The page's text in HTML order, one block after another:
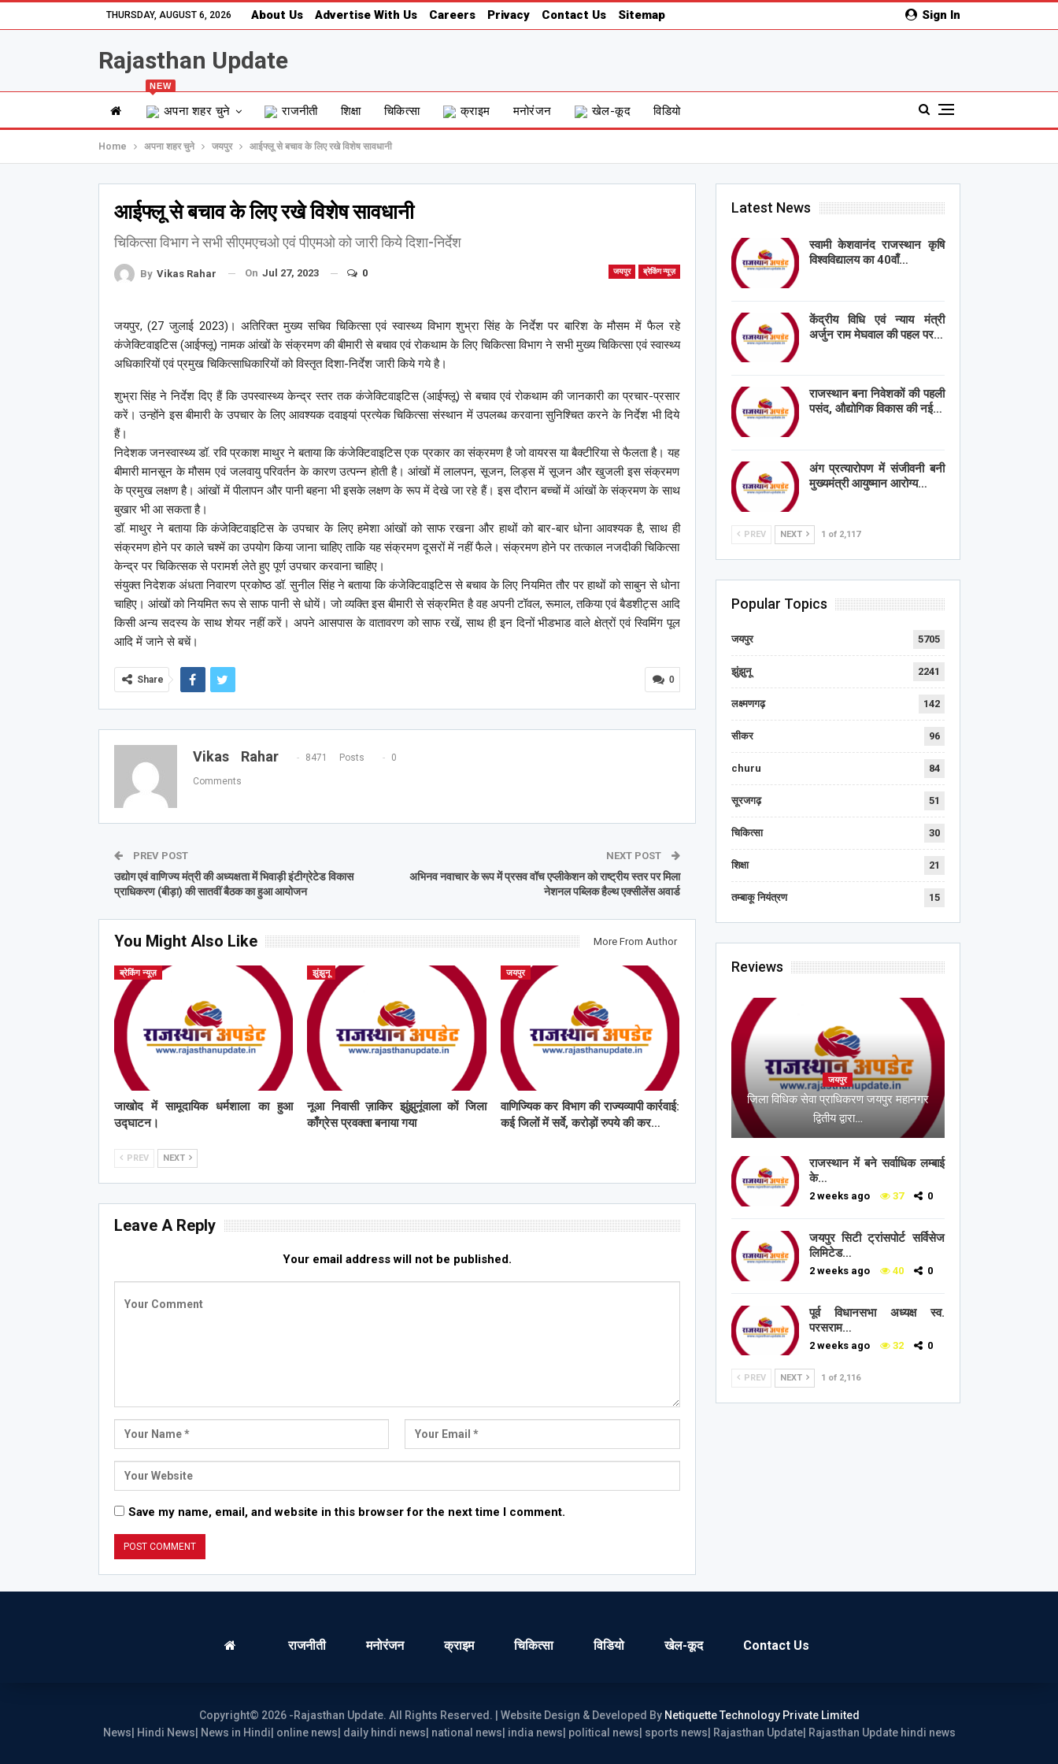
Sign In
THURSDAY, AUGUST 6, 2026 About Us Advertise With Us Careers Privacy Contact Us Sitemap
Rajasthan Update
अपना शहर चुने
NEW
राजनीती शिक्षा चिकित्सा क्राइम मनोरंजन खेल-कूद विडियो
Home अपना शहर चुने जयपुर आईफ्लू से बचाव के लिए रखे विशेष सावधानी
आईफ्लू से बचाव के लिए रखे विशेष सावधानी
चिकित्सा विभाग ने सभी सीएमएचओ एवं पीएमओ को जारी किये दिशा-निर्देश
जयपुर ब्रेकिंग न्यूज़
By Vikas Rahar On Jul 27, 2023 0
जयपुर, (27 जुलाई 2023)। अतिरिक्त मुख्य सचिव चिकित्सा एवं स्वास्थ्य विभाग शुभ्रा सिंह के निर्देश पर बारिश के मौसम में फैल रहे
कंजेक्टिवाइटिस (आईफ्लू) नामक आंखों के संक्रमण की बीमारी से बचाव एवं रोकथाम के लिए चिकित्सा विभाग ने सभी मुख्य चिकित्सा एवं स्वास्थ्य
अधिकारियों एवं प्रमुख चिकित्साधिकारियों को विस्तृत दिशा-निर्देश जारी किये गये है।
शुभ्रा सिंह ने निर्देश दिए हैं कि उपस्वास्थ्य केन्द्र स्तर तक कंजेक्टिवाइटिस (आईफ्लू) से बचाव एवं रोकथाम की जानकारी का प्रचार-प्रसार
करें। उन्होंने इस बीमारी के उपचार के लिए आवश्यक दवाइयां प्रत्येक चिकित्सा संस्थान में उपलब्ध करवाना सुनिश्चित करने के निर्देश भी दिये
हैं।
निदेशक जनस्वास्थ्य डॉ. रवि प्रकाश माथुर ने बताया कि कंजेक्टिवाइटिस एक प्रकार का संक्रमण है जो वायरस या बैक्टीरिया से फैलता है। यह
बीमारी मानसून के मौसम एवं जलवायु परिवर्तन के कारण उत्पन्न होती है। आंखों में लालपन, सूजन, लिड्स में सूजन और खुजली इस संक्रमण
के प्रमुख लक्षण है। आंखों में पीलापन और पानी बहना भी इसके लक्षण के रूप में देखे जा रहे हैं। इस दौरान बच्चों में आंखों के संक्रमण के साथ
बुखार भी आ सकता है।
डॉ. माथुर ने बताया कि कंजेक्टिवाइटिस के उपचार के लिए हमेशा आंखों को साफ रखना और हाथों को बार-बार धोना आवश्यक है, साथ ही
संक्रमण होने पर काले चश्में का उपयोग किया जाना चाहिए ताकि यह संक्रमण दूसरों में नहीं फैले। संक्रमण होने पर तत्काल नजदीकी चिकित्सा
केन्द्र पर चिकित्सक से परामर्श लेते हुए पूर्ण उपचार करवाना चाहिए।
संयुक्त निदेशक अंधता निवारण प्रकोष्ठ डॉ. सुनील सिंह ने बताया कि कंजेक्टिवाइटिस से बचाव के लिए नियमित तौर पर हाथों को साबुन से धोना
चाहिए। आंखों को नियमित रूप से साफ पानी से धोयें। जो व्यक्ति इस बीमारी से संक्रमित है वह अपनी टॉवल, रूमाल, तकिया एवं बैडशीट्स आदि
किसी अन्य सदस्य के साथ शेयर नहीं करें। अपने आसपास के वातावरण को साफ रखें, साथ ही इन दिनों भीडभाड वाले क्षेत्रों एवं स्विमिंग पूल
आदि में जाने से बचें।
0
Share
Vikas Rahar 8471 Posts 0
Comments
PREV POST
उद्योग एवं वाणिज्य मंत्री की अध्यक्षता में भिवाड़ी इंटीग्रेटेड विकास
प्राधिकरण (बीड़ा) की सातवीं बैठक का हुआ आयोजन
NEXT POST
अभिनव नवाचार के रूप में प्रसव वॉच एप्लीकेशन को राष्ट्रीय स्तर पर मिला
नेशनल पब्लिक हैल्थ एक्सीलेंस अवार्ड
You Might Also Like More From Author
ब्रेकिंग न्यूज़
जाखोद में सामूदायिक धर्मशाला का हुआ
उद्घाटन।
झुंझुनू
नूआ निवासी ज़ाकिर झुंझुनूंवाला कों जिला
काँग्रेस प्रवक्ता बनाया गया
जयपुर
वाणिज्यिक कर विभाग की राज्यव्यापी कार्रवाई:
कई जिलों में सर्वे, करोड़ों रुपये की कर…
PREV NEXT
Leave A Reply
Your email address will not be published.
Save my name, email, and website in this browser for the next time I comment.
Latest News
स्वामी केशवानंद राजस्थान कृषि
विश्वविद्यालय का 40वाँ…
केंद्रीय विधि एवं न्याय मंत्री
अर्जुन राम मेघवाल की पहल पर…
राजस्थान बना निवेशकों की पहली
पसंद, औद्योगिक विकास की नई…
अंग प्रत्यारोपण में संजीवनी बनी
मुख्यमंत्री आयुष्मान आरोग्य…
PREV NEXT 1 of 2,117
Popular Topics
जयपुर 5705
झुंझुनू 2241
लक्ष्मणगढ़ 142
सीकर 96
churu 84
सूरजगढ़ 51
चिकित्सा 30
शिक्षा 21
तम्बाकू नियंत्रण 15
Reviews
जयपुर
जिला विधिक सेवा प्राधिकरण जयपुर महानगर
द्वितीय द्वारा…
राजस्थान में बने सर्वाधिक लम्बाई
के…
2 weeks ago 37 0
जयपुर सिटी ट्रांसपोर्ट सर्विसेज
लिमिटेड…
2 weeks ago 40 0
पूर्व विधानसभा अध्यक्ष स्व.
परसराम…
2 weeks ago 32 0
PREV NEXT 1 of 2,116
राजनीती मनोरंजन क्राइम चिकित्सा विडियो खेल-कूद Contact Us
Copyright© 2026 -Rajasthan Update. All Rights Reserved. | Website Design & Developed By Netiquette Technology Private Limited
News| Hindi News| News in Hindi| online news| daily hindi news| national news| india news| political news| sports news| Rajasthan Update| Rajasthan Update hindi news